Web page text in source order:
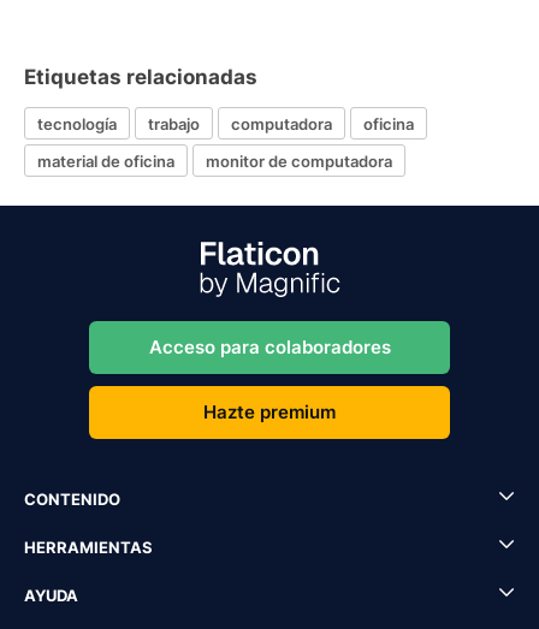
Etiquetas relacionadas
tecnología trabajo computadora
oficina
material de oficina
monitor de computadora
Acceso para colaboradores
Hazte premium
CONTENIDO
HERRAMIENTAS
AYUDA